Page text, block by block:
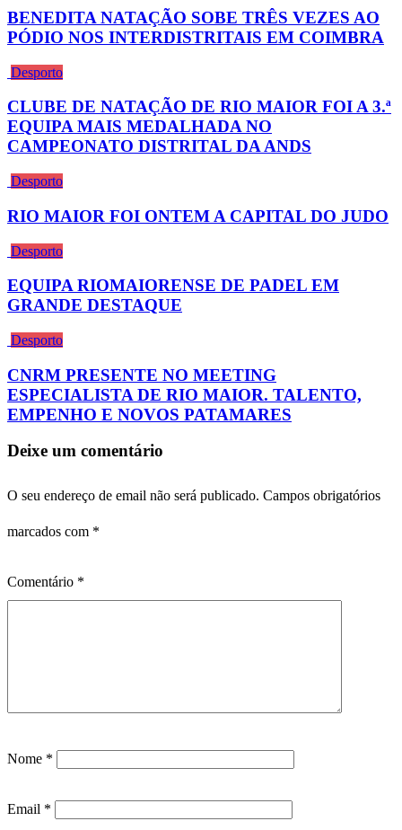
BENEDITA NATAÇÃO SOBE TRÊS VEZES AO
PÓDIO NOS INTERDISTRITAIS EM COIMBRA
Desporto
CLUBE DE NATAÇÃO DE RIO MAIOR FOI A 3.ª
EQUIPA MAIS MEDALHADA NO
CAMPEONATO DISTRITAL DA ANDS
Desporto
RIO MAIOR FOI ONTEM A CAPITAL DO JUDO
Desporto
EQUIPA RIOMAIORENSE DE PADEL EM
GRANDE DESTAQUE
Desporto
CNRM PRESENTE NO MEETING
ESPECIALISTA DE RIO MAIOR. TALENTO,
EMPENHO E NOVOS PATAMARES
Deixe um comentário
O seu endereço de email não será publicado. Campos obrigatórios
marcados com *
Comentário *
Nome *
Email *